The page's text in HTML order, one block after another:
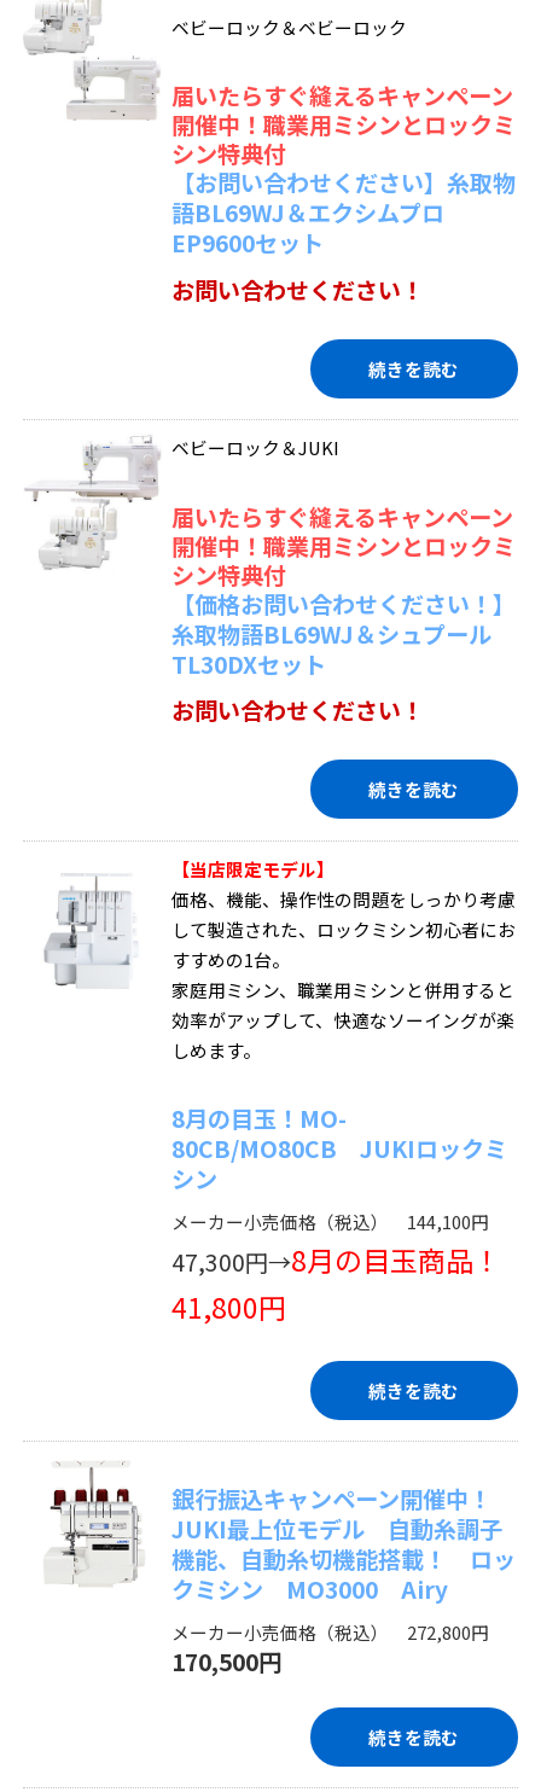
ベビーロック＆ベビーロック
届いたらすぐ縫えるキャンペーン
開催中！職業用ミシンとロックミ
シン特典付
【お問い合わせください】糸取物
語BL69WJ＆エクシムプロ
EP9600セット
お問い合わせください！
続きを読む
ベビーロック＆JUKI
届いたらすぐ縫えるキャンペーン
開催中！職業用ミシンとロックミ
シン特典付
【価格お問い合わせください！】
糸取物語BL69WJ＆シュプール
TL30DXセット
お問い合わせください！
続きを読む
【当店限定モデル】
価格、機能、操作性の問題をしっかり考慮
して製造された、ロックミシン初心者にお
すすめの1台。
家庭用ミシン、職業用ミシンと併用すると
効率がアップして、快適なソーイングが楽
しめます。
8月の目玉！MO-
80CB/MO80CB JUKIロックミ
シン
メーカー小売価格（税込） 144,100円
47,300円→8月の目玉商品！
41,800円
続きを読む
銀行振込キャンペーン開催中！
JUKI最上位モデル 自動糸調子
機能、自動糸切機能搭載！ ロッ
クミシン MO3000 Airy
メーカー小売価格（税込） 272,800円
170,500円
続きを読む